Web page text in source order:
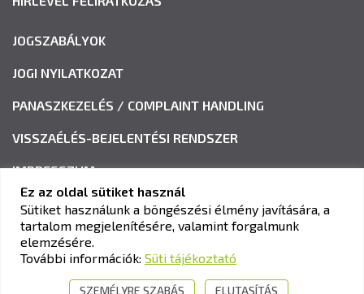
JOGSZABÁLYOK
JOGI NYILATKOZAT
PANASZKEZELÉS / COMPLAINT HANDLING
VISSZAÉLÉS-BEJELENTÉSI RENDSZER
IMPRESSZUM
KAV KÖZLEKEDÉSI ALKALMASSÁGI ÉS VIZSGAKÖZPONT
Cím:1033 Budapest, Polgár utca 8-10.
+36-1-510-0101
Ez az oldal sütiket használ
Sütiket használunk a böngészési élmény javítására, a
tartalom megjelenítésére, valamint forgalmunk
elemzésére.
További információk: Süti tájékoztató
SZEMÉLYRE SZABÁS ELUTASÍTÁS